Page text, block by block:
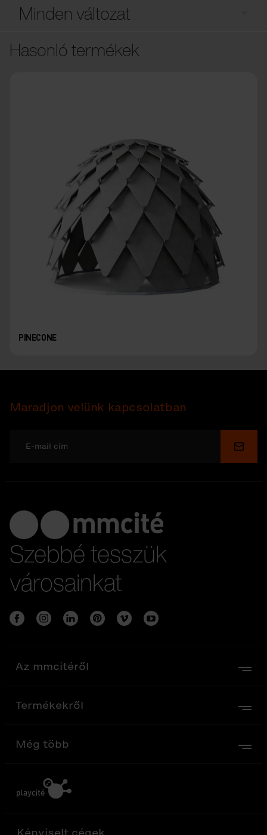
Minden változat
Hasonló termékek
PINECONE
Maradjon velünk kapcsolatban
Szebbé tesszük
városainkat
Az mmcitéről
Termékekről
Még több